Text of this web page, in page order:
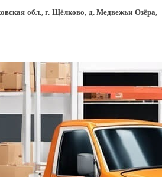
обл., г. Щёлково, д. Медвежьи Озёра,